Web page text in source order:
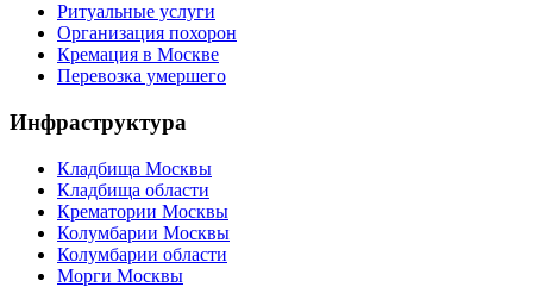
Ритуальные услуги
Организация похорон
Кремация в Москве
Перевозка умершего
Инфраструктура
Кладбища Москвы
Кладбища области
Крематории Москвы
Колумбарии Москвы
Колумбарии области
Морги Москвы